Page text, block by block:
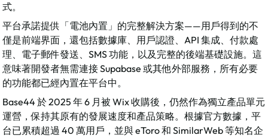
式。​
平台承諾提供「電池內置」的完整解決方案——用戶得到的不
僅是前端界面，還包括數據庫、用戶認證、API 集成、付款處
理、電子郵件發送、SMS 功能，以及完整的後端基礎設施。這
意味著開發者無需連接 Supabase 或其他外部服務，所有必要
的功能都已經內置在平台中。​
Base44 於 2025 年 6 月被 Wix 收購後，仍然作為獨立產品單元
運營，保持其原有的發展速度和產品策略。根據官方數據，平
台已累積超過 40 萬用戶，並與 eToro 和 SimilarWeb 等知名企